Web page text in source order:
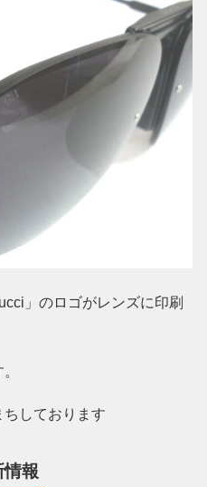
」のロゴがレンズに印刷
しております
情報